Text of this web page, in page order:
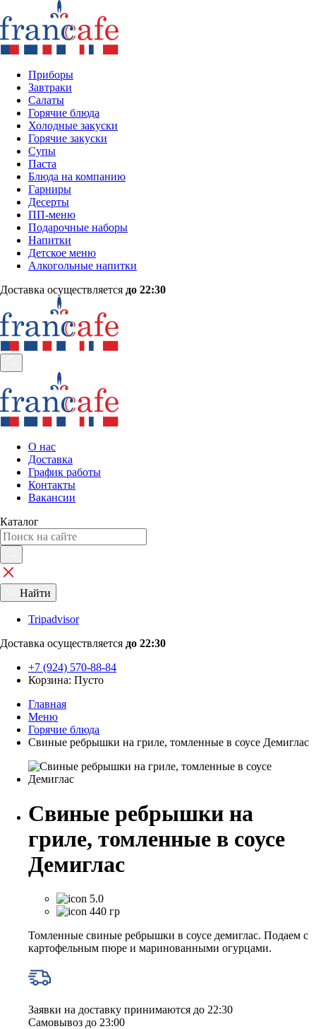
Приборы
Завтраки
Салаты
Горячие блюда
Холодные закуски
Горячие закуски
Супы
Паста
Блюда на компанию
Гарниры
Десерты
ПП-меню
Подарочные наборы
Напитки
Детское меню
Алкогольные напитки
Доставка осуществляется до 22:30
О нас
Доставка
График работы
Контакты
Вакансии
Каталог
Найти
Tripadvisor
Доставка осуществляется до 22:30
+7 (924) 570-88-84
Корзина: Пусто
Главная
Меню
Горячие блюда
Свиные ребрышки на гриле, томленные в соусе Демиглас
Свиные ребрышки на
гриле, томленные в соусе
Демиглас
5.0
440 гр
Томленные свиные ребрышки в соусе демиглас. Подаем с
картофельным пюре и маринованными огурцами.
Заявки на доставку принимаются до 22:30
Самовывоз до 23:00